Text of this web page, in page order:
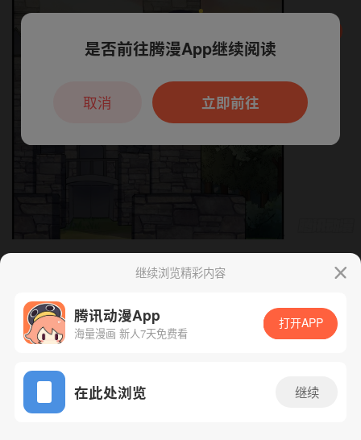
App免费看
腾漫App免费看
继续浏览精彩内容
腾讯动漫App
海量漫画 新人7天免费看
打开APP
在此处浏览 继续
本章节仅支持App阅读，可打开App新用
户7天免费看
是否前往腾漫App继续阅读
立即前往
取消